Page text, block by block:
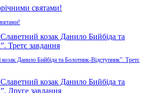
Данило Бийбіда та Болотник-Відступник”. Третє